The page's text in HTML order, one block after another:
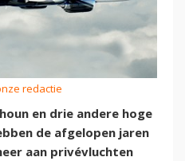
redactie
en drie andere hoge
de afgelopen jaren
aan privévluchten